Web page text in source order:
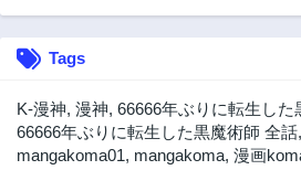
49話
3年前
47話
3年前
46話
3年前
45話 44話
Tags
K-漫神, 漫神, 66666年ぶりに転生した
66666年ぶりに転生した黒魔術師 全話,
mangakoma01, mangakoma, 漫画